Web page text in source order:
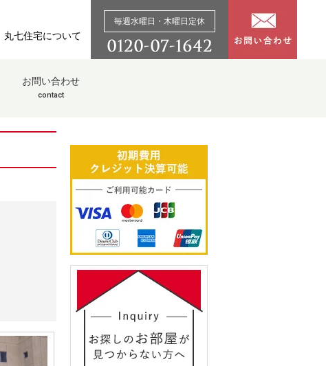
丸七住宅について
毎週水曜日・木曜日定休
お問い合わせ
contact